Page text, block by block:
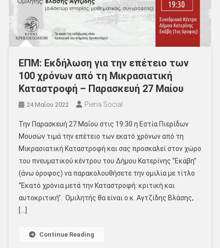
ΕΠΜ: Εκδήλωση για την επέτειο των
100 χρόνων από τη Μικρασιατική
Καταστροφή – Παρασκευή 27 Μαίου
24 Μαΐου 2022 Pieria Social
Την Παρασκευή 27 Μαΐου στις 19:30 η Εστία Πιερίδων
Μουσών τιμά την επέτειο των εκατό χρόνων από τη
Μικρασιατική Καταστροφή και σας προσκαλεί στον χώρο
του πνευματικού κέντρου του Δήμου Κατερίνης “Εκάβη”
(άνω όροφος) να παρακολουθήσετε την ομιλία με τίτλο
“Εκατό χρόνια μετά την Καταστροφή: κριτική και
αυτοκριτική”. Ομιλητής θα είναι ο κ. Αγτζίδης Βλάσης,
[…]
Continue Reading